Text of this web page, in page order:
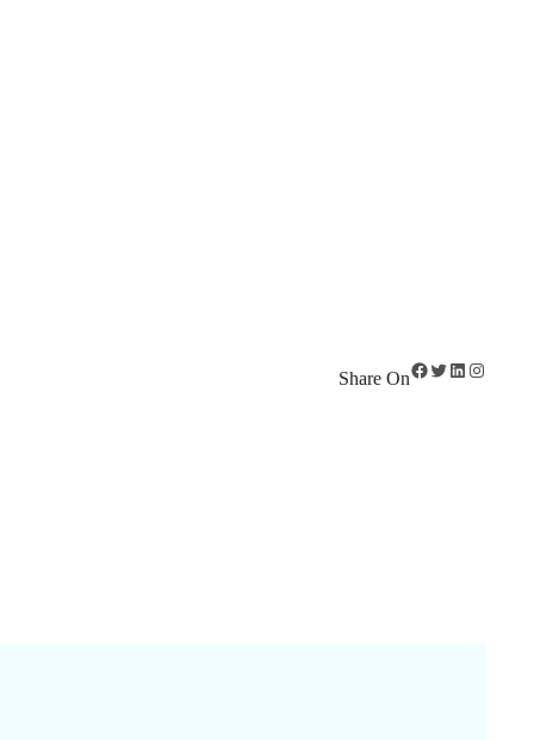
Share On
Facebook
Twitter
LinkedIn